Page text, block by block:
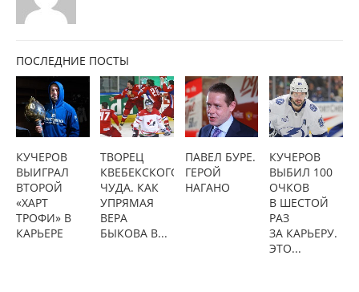
ПОСЛЕДНИЕ ПОСТЫ
КУЧЕРОВ
ВЫИГРАЛ
ВТОРОЙ
«ХАРТ
ТРОФИ» В
КАРЬЕРЕ
ТВОРЕЦ
КВЕБЕКСКОГО
ЧУДА. КАК
УПРЯМАЯ
ВЕРА
БЫКОВА В...
ПАВЕЛ БУРЕ.
ГЕРОЙ
НАГАНО
КУЧЕРОВ
ВЫБИЛ 100
ОЧКОВ
В ШЕСТОЙ
РАЗ
ЗА КАРЬЕРУ.
ЭТО...